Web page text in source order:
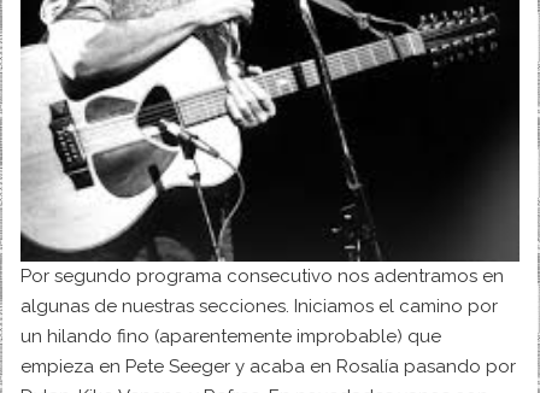
Por segundo programa consecutivo nos adentramos en
algunas de nuestras secciones. Iniciamos el camino por
un hilando fino (aparentemente improbable) que
empieza en Pete Seeger y acaba en Rosalía pasando por